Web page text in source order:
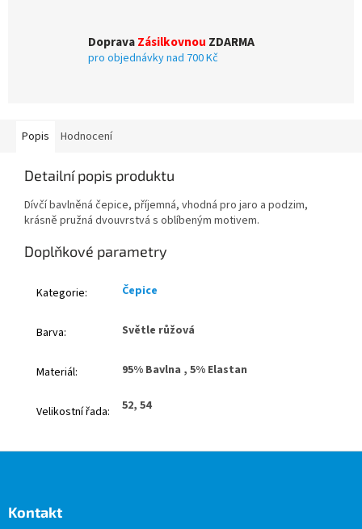
DopravaZásilkovnou ZDARMA
pro objednávky nad 700 Kč
Popis Hodnocení
Detailní popis produktu
Dívčí bavlněná čepice, příjemná, vhodná pro jaro a podzim,
krásně pružná dvouvrstvá s oblíbeným motivem.
Doplňkové parametry
Kategorie: Čepice
Barva: Světle růžová
Materiál: 95% Bavlna , 5% Elastan
Velikostní řada: 52, 54
Kontakt